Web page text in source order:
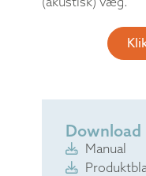
Download
Manual